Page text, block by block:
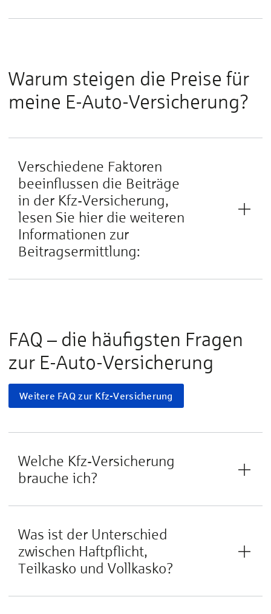
Warum steigen die Preise für
meine E-Auto-Versicherung?
Verschiedene Faktoren
beeinflussen die Beiträge
in der Kfz-Versicherung,
lesen Sie hier die weiteren
Informationen zur
Beitragsermittlung:
FAQ – die häufigsten Fragen
zur E-Auto-Versicherung
Weitere FAQ zur Kfz-Versicherung
Welche Kfz-Versicherung
brauche ich?
Was ist der Unterschied
zwischen Haftpflicht,
Teilkasko und Vollkasko?